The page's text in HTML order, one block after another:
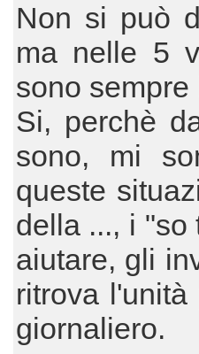
Non si può
ma nelle 5
sono
Si, perchè
sono, mi
queste
della ..., i "so
aiutare, gli
ritrova
giornaliero.